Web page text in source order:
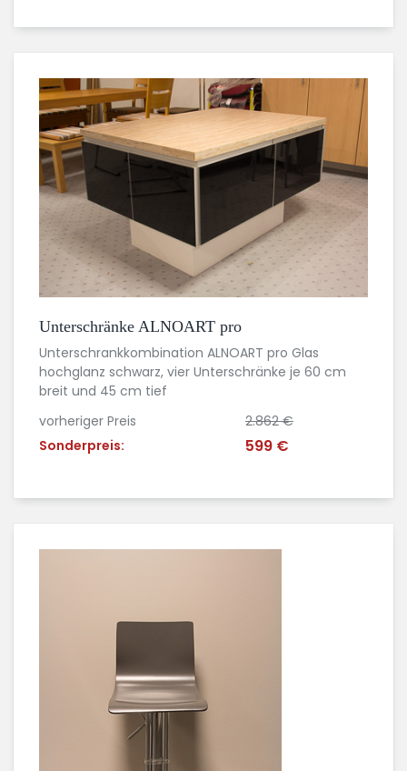
Unterschränke ALNOART pro
Unterschrankkombination ALNOART pro Glas
hochglanz schwarz, vier Unterschränke je 60 cm
breit und 45 cm tief
vorheriger Preis
2.862 €
Sonderpreis:
599 €